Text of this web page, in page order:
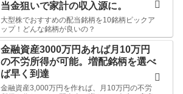
当金狙いで家計の収入源に。
大型株でおすすめの配当銘柄を10銘柄ピックア
ップ！どんな銘柄が良いの？
金融資産3000万円あれば月10万円
の不労所得が可能。増配銘柄を選べ
ば早く到達
金融資産3,000万円を作れば、月10万円の不労